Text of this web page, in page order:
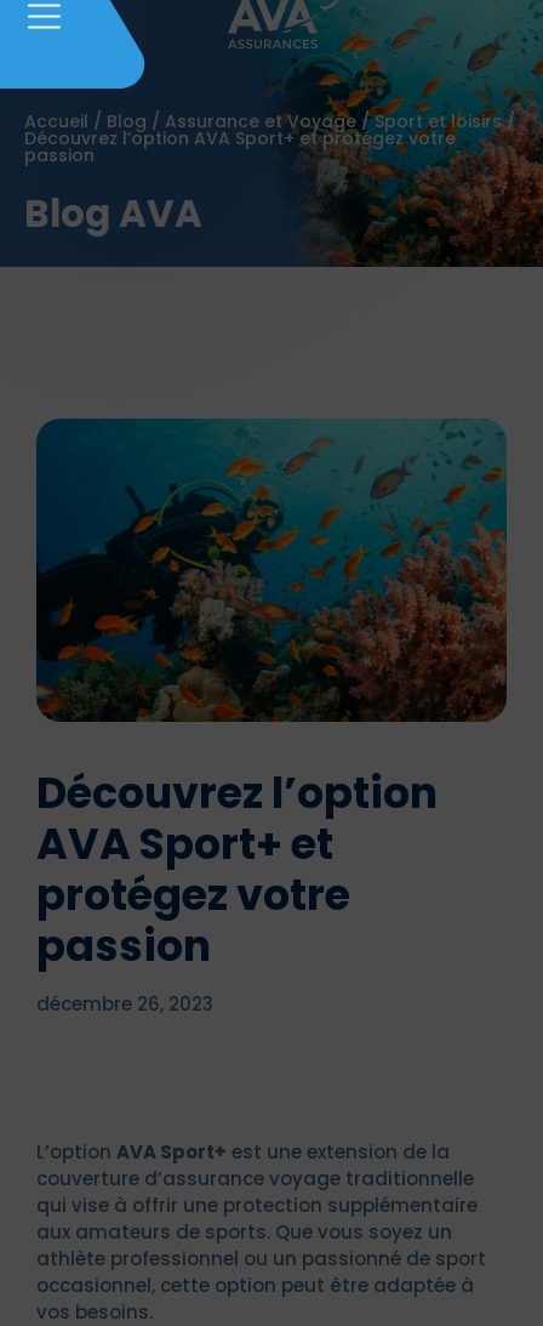
Accueil / Blog / Assurance et Voyage /Sport et loisirs/
Découvrez l’option AVA Sport+ et protégez votre
passion
Blog AVA
Découvrez l’option
AVA Sport+ et
protégez votre
passion
décembre 26, 2023
L’option AVA Sport+ est une extension de la
couverture d’assurance voyage traditionnelle
qui vise à offrir une protection supplémentaire
aux amateurs de sports. Que vous soyez un
athlète professionnel ou un passionné de sport
occasionnel, cette option peut être adaptée à
vos besoins.